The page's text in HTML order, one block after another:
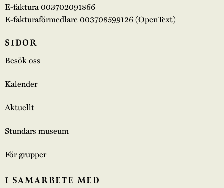
E-faktura 003702091866
E-fakturaförmedlare 003708599126 (OpenText)
SIDOR
Besök oss
Kalender
Aktuellt
Stundars museum
För grupper
I SAMARBETE MED